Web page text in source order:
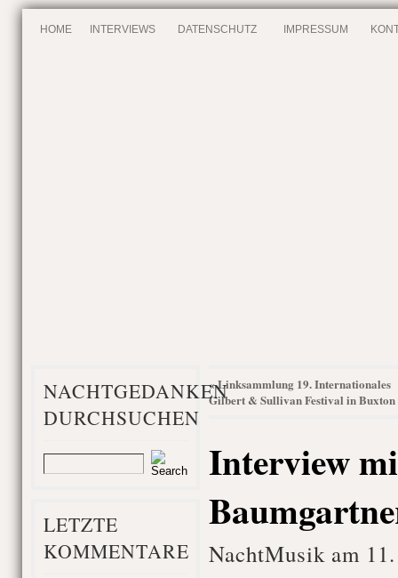
HOME INTERVIEWS DATENSCHUTZ IMPRESSUM
NACHTGEDANKEN
DURCHSUCHEN
LETZTE
KOMMENTARE
«Linksammlung 19. Internationales
Gilbert & Sullivan Festival in Buxton
Interview
NachtMusik am